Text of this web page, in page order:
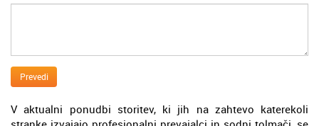
Prevedi
V aktualni ponudbi storitev, ki jih na zahtevo katerekoli